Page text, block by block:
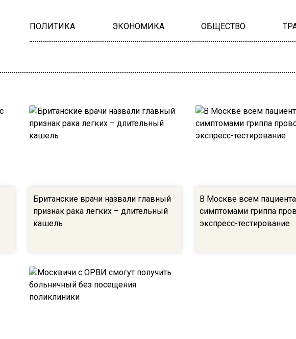
ПОЛИТИКА ЭКОНОМИКА ОБЩЕСТВО
Британские врачи назвали главный
признак рака легких – длительный
кашель
В Москве всем
симптомами гриппа
экспресс-тестирование